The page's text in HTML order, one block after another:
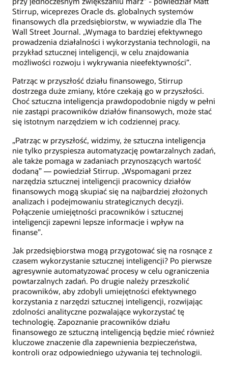
Stirrup, wiceprezes Oracle ds. globalnych systemów
finansowych dla przedsiębiorstw, w wywiadzie dla The
Wall Street Journal. „Wymaga to bardziej efektywnego
prowadzenia działalności i wykorzystania technologii, na
przykład sztucznej inteligencji, w celu znajdowania
możliwości rozwoju i wykrywania nieefektywności”.
Patrząc w przyszłość działu finansowego, Stirrup
dostrzega duże zmiany, które czekają go w przyszłości.
Choć sztuczna inteligencja prawdopodobnie nigdy w pełni
nie zastąpi pracowników działów finansowych, może stać
się istotnym narzędziem w ich codziennej pracy.
„Patrząc w przyszłość, widzimy, że sztuczna inteligencja
nie tylko przyspiesza automatyzację powtarzalnych zadań,
ale także pomaga w zadaniach przynoszących wartość
dodaną” — powiedział Stirrup. „Wspomagani przez
narzędzia sztucznej inteligencji pracownicy działów
finansowych mogą skupiać się na najbardziej złożonych
analizach i podejmowaniu strategicznych decyzji.
Połączenie umiejętności pracowników i sztucznej
inteligencji zapewni lepsze informacje i wpływ na
finanse”.
Jak przedsiębiorstwa mogą przygotować się na rosnące z
czasem wykorzystanie sztucznej inteligencji? Po pierwsze
agresywnie automatyzować procesy w celu ograniczenia
powtarzalnych zadań. Po drugie należy przeszkolić
pracowników, aby zdobyli umiejętności efektywnego
korzystania z narzędzi sztucznej inteligencji, rozwijając
zdolności analityczne pozwalające wykorzystać tę
technologię. Zapoznanie pracowników działu
finansowego ze sztuczną inteligencją będzie mieć również
kluczowe znaczenie dla zapewnienia bezpieczeństwa,
kontroli oraz odpowiedniego używania tej technologii.